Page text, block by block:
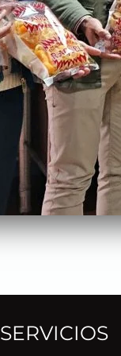
SERVICIOS